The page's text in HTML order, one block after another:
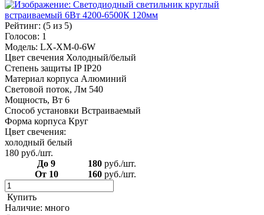
Рейтинг: (5 из 5)
Голосов: 1
Модель: LX-XM-0-6W
Цвет свечения Холодный/белый
Степень защиты IP IP20
Материал корпуса Алюминий
Световой поток, Лм 540
Мощность, Вт 6
Способ установки Встраиваемый
Форма корпуса Круг
Цвет свечения:
холодный белый
180 руб./шт.
До 9
180 руб./шт.
От 10
160 руб./шт.
Купить
Наличие: много